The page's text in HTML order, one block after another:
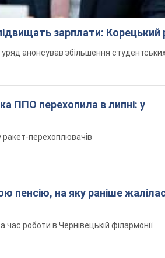
зарплати: Корецький
анонсував збільшення
ППО перехопила в липні: у
перехоплювачів
пенсію, на яку раніше
роботи в Чернівецькій філармонії